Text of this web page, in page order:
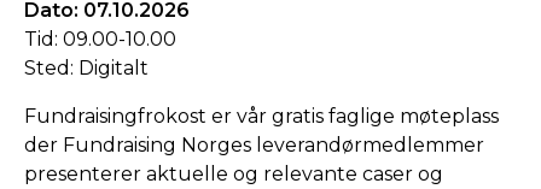
Dato: 07.10.2026
Tid: 09.00-10.00
Sted: Digitalt
Fundraisingfrokost er vår gratis faglige møteplass
der Fundraising Norges leverandørmedlemmer
presenterer aktuelle og relevante caser og